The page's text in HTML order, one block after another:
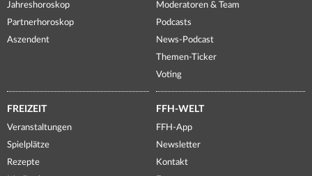
Jahreshoroskop
Partnerhoroskop
Aszendent
Moderatoren & Team
Podcasts
News-Podcast
Themen-Ticker
Voting
FREIZEIT
Veranstaltungen
Spielplätze
Rezepte
FFH-WELT
FFH-App
Newsletter
Kontakt